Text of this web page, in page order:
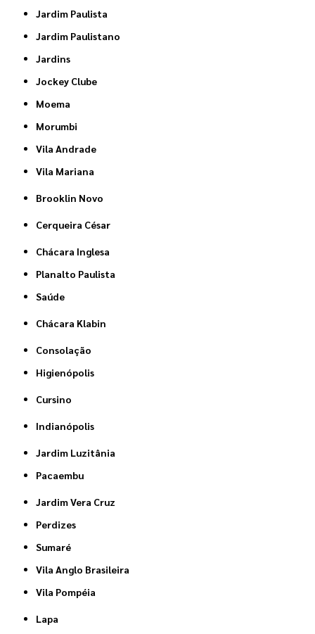
Jardim Paulista
Jardim Paulistano
Jardins
Jockey Clube
Moema
Morumbi
Vila Andrade
Vila Mariana
Brooklin Novo
Cerqueira César
Chácara Inglesa
Planalto Paulista
Saúde
Chácara Klabin
Consolação
Higienópolis
Cursino
Indianópolis
Jardim Luzitânia
Pacaembu
Jardim Vera Cruz
Perdizes
Sumaré
Vila Anglo Brasileira
Vila Pompéia
Lapa